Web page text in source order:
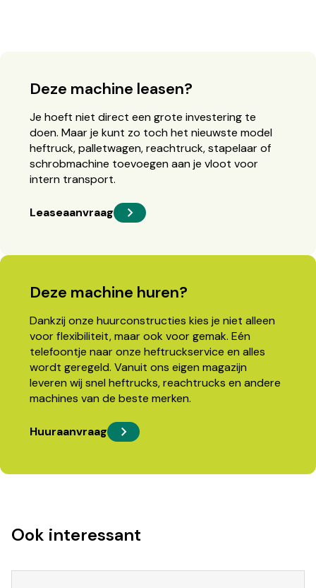
Deze machine leasen?
Je hoeft niet direct een grote investering te
doen. Maar je kunt zo toch het nieuwste model
heftruck, palletwagen, reachtruck, stapelaar of
schrobmachine toevoegen aan je vloot voor
intern transport.
Leaseaanvraag
Deze machine huren?
Dankzij onze huurconstructies kies je niet alleen
voor flexibiliteit, maar ook voor gemak. Eén
telefoontje naar onze heftruckservice en alles
wordt geregeld. Vanuit ons eigen magazijn
leveren wij snel heftrucks, reachtrucks en andere
machines van de beste merken.
Huuraanvraag
Ook interessant